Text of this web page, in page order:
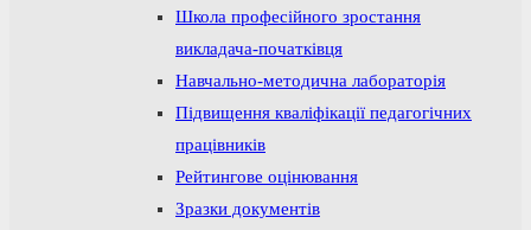
Школа професійного зростання
викладача-початківця
Навчально-методична лабораторія
Підвищення кваліфікації педагогічних
працівників
Рейтингове оцінювання
Зразки документів